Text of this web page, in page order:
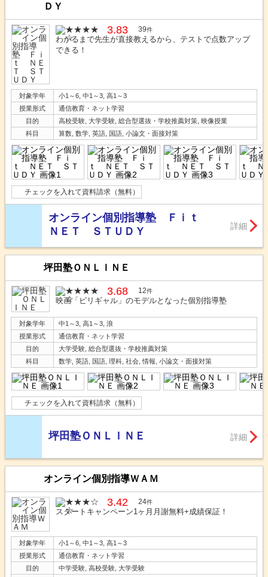
ＤＹ
3.83 39件
わかるまで先生が直接教えるから、テストで点数アップ
できる！
対象学年
小1～6, 中1～3, 高1～3
授業形式
通信教育・ネット学習
目的
高校受験, 大学受験, 総合型選抜・学校推薦対策, 映像授業
科目
算数, 数学, 英語, 国語, 小論文・面接対策
チェックを入れて資料請求（無料）
オンライン個別指導塾 Ｆｉｔ
ＮＥＴ ＳＴＵＤＹ
詳細
坪田塾ＯＮＬＩＮＥ
3.68 12件
映画「ビリギャル」のモデルとなった個別指導塾
対象学年
中1～3, 高1～3, 浪
授業形式
通信教育・ネット学習
目的
大学受験, 総合型選抜・学校推薦対策
科目
数学, 英語, 国語, 理科, 社会, 情報, 小論文・面接対策
チェックを入れて資料請求（無料）
坪田塾ＯＮＬＩＮＥ 詳細
オンライン個別指導ＷＡＭ
3.42 24件
スタートキャンペーン1ヶ月月謝無料+成績保証！
対象学年
小1～6, 中1～3, 高1～3
授業形式
通信教育・ネット学習
目的
中学受験, 高校受験, 大学受験